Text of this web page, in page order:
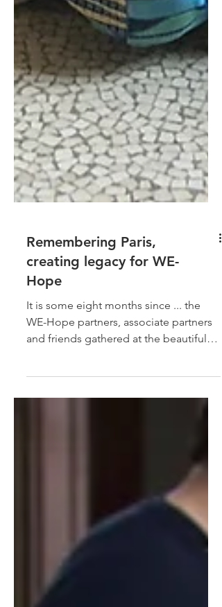
Remembering Paris,
creating legacy for WE-
Hope
It is some eight months since ... the
WE-Hope partners, associate partners
National Conservatory of...